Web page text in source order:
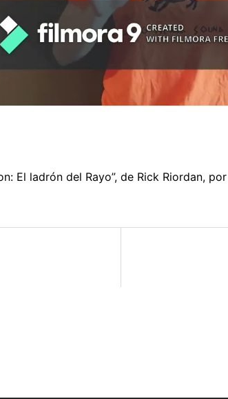
El ladrón del Rayo”, de Rick Riordan,